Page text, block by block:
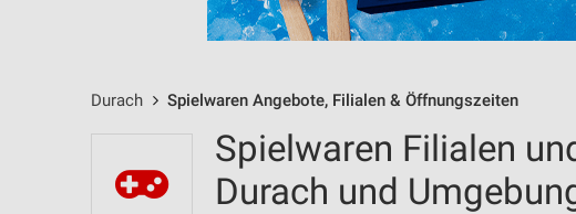
Durach Spielwaren Angebote, Filialen & Öffnungszeiten
Spielwaren Filialen
Durach und